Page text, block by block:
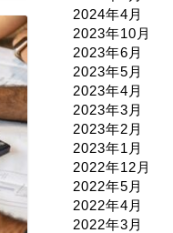
2024年4月
2023年10月
2023年6月
2023年5月
2023年4月
2023年3月
2023年2月
2023年1月
2022年12月
2022年5月
2022年4月
2022年3月